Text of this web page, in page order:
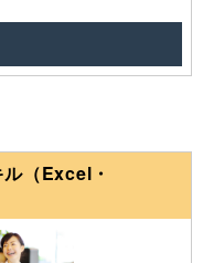
（Excel・